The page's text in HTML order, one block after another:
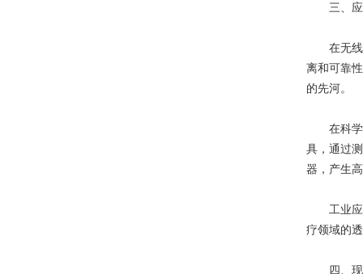
三、应
在无线电
离和可靠
的先河。
在科学研
具，通过
器，产生
工业应用
疗领域的
四、现